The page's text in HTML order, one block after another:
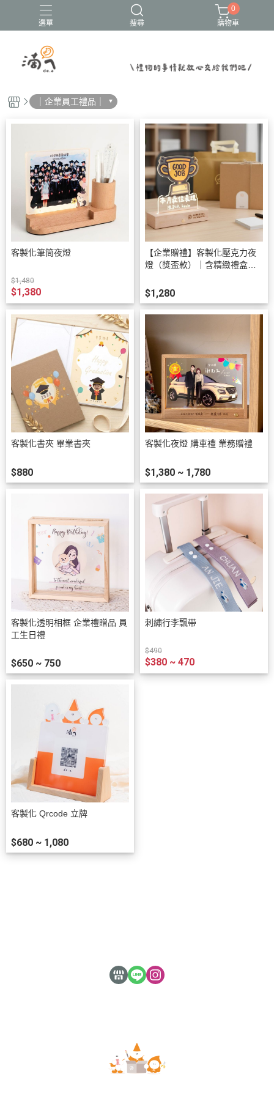
選單 搜尋
0
購物車
｜企業員工禮品｜
客製化筆筒夜燈
$1,480
$1,380
【企業贈禮】客製化壓克力夜
燈（獎盃款）｜含精緻禮盒包
入職紀念
$1,280
客製化書夾 畢業書夾
$880
客製化夜燈 購車禮 業務贈禮
$1,380 ~ 1,780
客製化透明相框 企業禮贈品 員
工生日禮
$650 ~ 750
刺繡行李飄帶
$490
$380 ~ 470
客製化 Qrcode 立牌
$680 ~ 1,080